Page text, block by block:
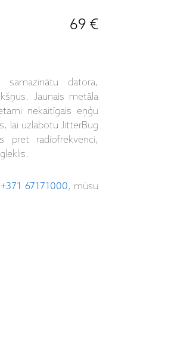
69 €
datora,
Jaunais metāla
nekaitīgais eņģu
lai uzlabotu JitterBug
pret radiofrekvenci,
+371 67171000, mūsu